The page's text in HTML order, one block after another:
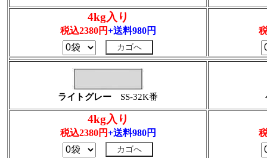
4kg入り
税込2380円+送料980円
ライトグレー SS-32K番
4kg入り
税込2380円+送料980円